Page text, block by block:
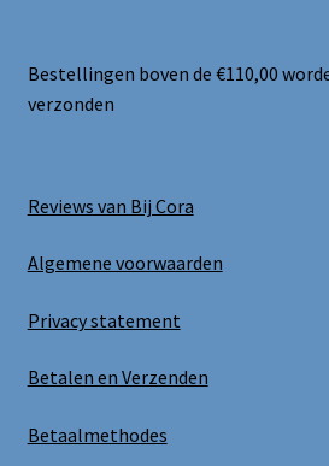
Bestellingen boven de €110,00
verzonden
Reviews van Bij Cora
Algemene voorwaarden
Privacy statement
Betalen en Verzenden
Betaalmethodes